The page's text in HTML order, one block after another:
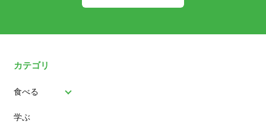
カテゴリ
食べる
パン
学ぶ